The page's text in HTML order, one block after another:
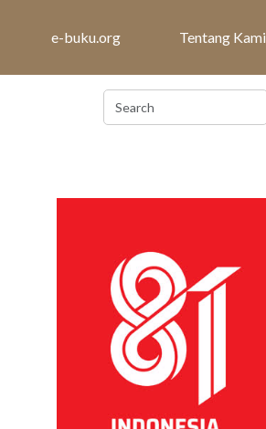
e-buku.org Tentang Kami